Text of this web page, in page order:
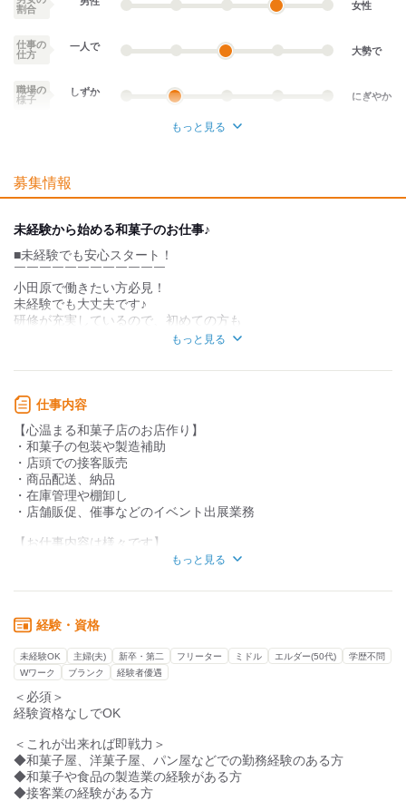
割合
女性
仕事の
仕方
一人で 大勢で
職場の
様子
しずか にぎやか
個性が生かせる
デスクワーク
お客様との対話が
少ない
力仕事が少ない
もっと見る
募集情報
未経験から始める和菓子のお仕事♪
■未経験でも安心スタート！
￣￣￣￣￣￣￣￣￣￣￣￣
小田原で働きたい方必見！
未経験でも大丈夫です♪
研修が充実しているので、初めての方も
安心してスタートできますよ。
環境で一緒に成長しませんか？
■車通勤が可能！
￣￣￣￣￣￣￣￣
通勤も楽々！
車通勤が可能です。
好きな時間に出勤できるのが嬉しい
ポイントです。
近隣の方も大歓迎♪
￣￣￣￣￣￣￣￣
料理店が手がける和菓子で料理のことも含めて日本文化に携われ
もっと見る
仕事内容
【心温まる和菓子店のお店作り】
・和菓子の包装や製造補助
・店頭での接客販売
・商品配送、納品
・在庫管理や棚卸し
・店舗販促、催事などのイベント出展業務
【お仕事内容は様々です】
・PC業務
様々な業務があるので
もっと見る
経験・資格
未経験OK 主婦(夫) 新卒・第二 フリーター ミドル エルダー(50代)
学歴不問
Wワーク
ブランク 経験者優遇
＜必須＞
経験資格なしでOK
＜これが出来れば即戦力＞
◆和菓子屋、洋菓子屋、パン屋などでの勤務経験のある方
◆和菓子や食品の製造業の経験がある方
◆接客業の経験がある方